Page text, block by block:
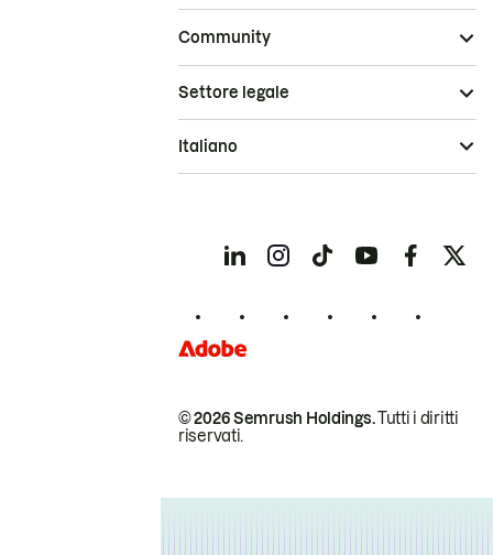
Community
© 2026 Semrush Holdings.Tutti i diritti
riservati.
Settore legale
Italiano